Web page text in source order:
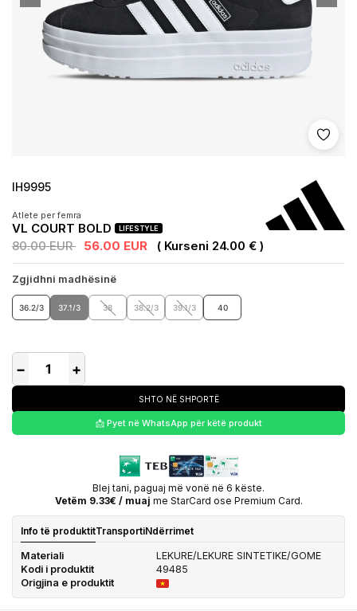
Shto
IH9995
Atlete per femra
VL COURT BOLD LIFESTYLE
80.00 EUR 56.00 EUR ( Kurseni 24.00 € )
Zgjidhni madhësinë
36.2/3 37.1/3 38 38.2/3 39.1/3 40
− +
SHTO NË SHPORTË
📩 Pyet në WhatsApp për këtë produkt
Blej tani, paguaj më vonë në 6 këste.
Vetëm 9.33€ / muaj me StarCard ose Premium Card.
Info të produktitTransportiNdërrimet
Materiali
LEKURE/LEKURE SINTETIKE/GOME
Kodi i produktit
49485
Origjina e produktit